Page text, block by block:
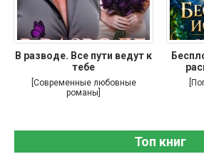
В разводе. Все пути ведут к
тебе
[Современные любовные
романы]
Топ книг